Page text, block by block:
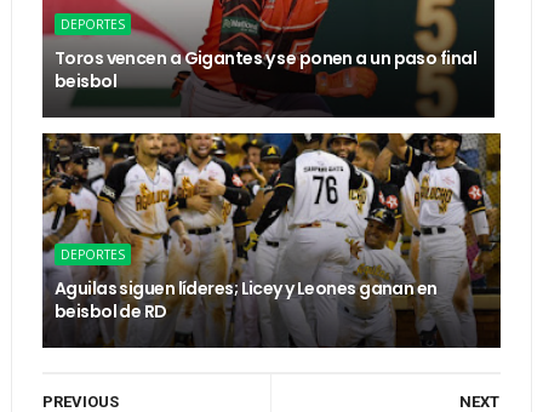
DEPORTES
Toros vencen a Gigantes y se ponen a un paso final
beisbol
DEPORTES
Aguilas siguen líderes; Licey y Leones ganan en
beisbol de RD
NEXT
PREVIOUS